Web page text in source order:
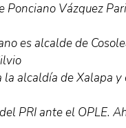
Ponciano Vázquez
es alcalde de
la alcaldía de Xalapa y
PRI ante el OPLE.